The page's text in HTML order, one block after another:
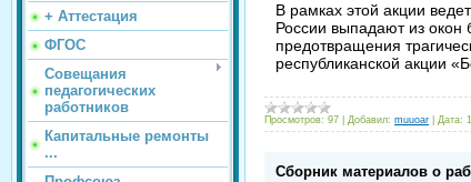
+ Аттестация
ФГОС
Совещания
педагогических
работников
Капитальные ремонты
...
В рамках этой акции
России выпадают из окон
предотвращения
республиканской акции
Просмотров: 97 Добавил: muuoar Дата:
Сборник материалов о